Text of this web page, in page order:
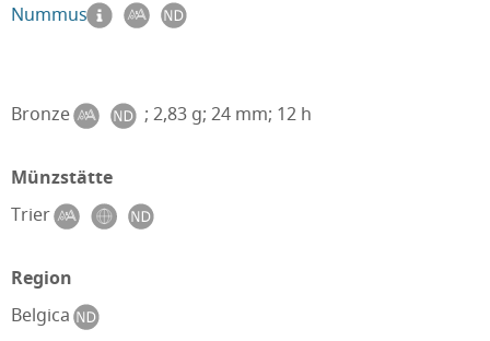
Nummus
Bronze ; 2,83 g; 24 mm; 12 h
Münzstätte
Trier
Region
Belgica